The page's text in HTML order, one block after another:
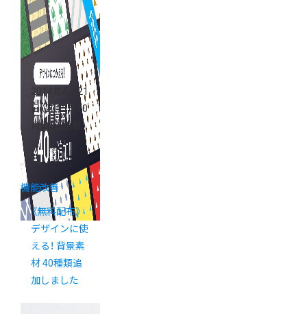
ド）連携スタ
ート
2014年4月21
日（2015年10
月26日 更新）
機能改善
《無料配布》
デザインに使
える！ 背景素
材 40種類追
加しました